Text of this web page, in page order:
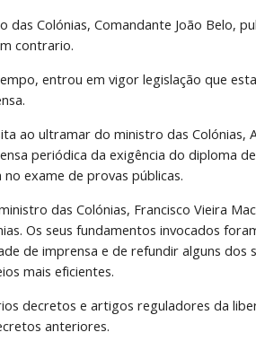
das Colónias, Comandante João Belo,
contrario.
entrou em vigor legislação que
ao ultramar do ministro das
periódica da exigência do diploma
no exame de provas públicas.
das Colónias, Francisco Vieira
Os seus fundamentos invocados
de imprensa e de refundir alguns
mais eficientes.
decretos e artigos reguladores da
anteriores.